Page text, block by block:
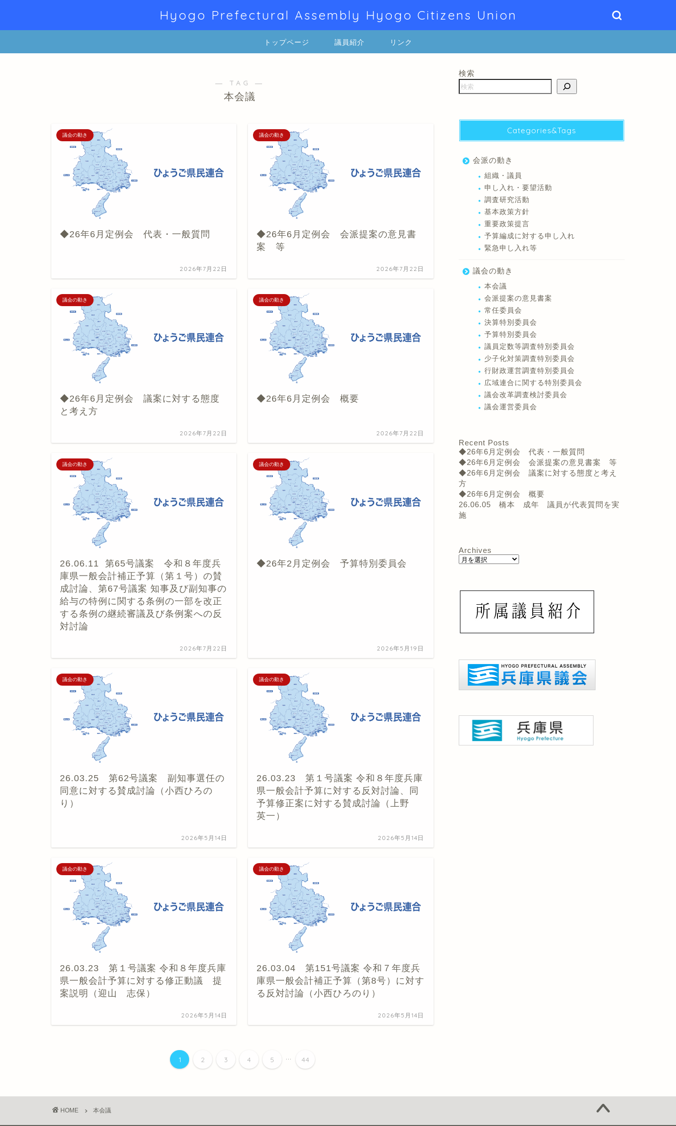
Hyogo Prefectural Assembly Hyogo Citizens Union
トップページ 議員紹介 リンク
― TAG ―
本会議
議会の動き
◆26年6月定例会 代表・一般質問
2026年7月22日
議会の動き
◆26年6月定例会 会派提案の意見書
案 等
2026年7月22日
議会の動き
◆26年6月定例会 議案に対する態度
と考え方
2026年7月22日
議会の動き
◆26年6月定例会 概要
2026年7月22日
議会の動き
26.06.11 第65号議案 令和８年度兵
庫県一般会計補正予算（第１号）の賛
成討論、第67号議案 知事及び副知事の
給与の特例に関する条例の一部を改正
する条例の継続審議及び条例案への反
対討論
2026年7月22日
議会の動き
◆26年2月定例会 予算特別委員会
2026年5月19日
議会の動き
26.03.25 第62号議案 副知事選任の
同意に対する賛成討論（小西ひろの
り）
2026年5月14日
議会の動き
26.03.23 第１号議案 令和８年度兵庫
県一般会計予算に対する反対討論、同
予算修正案に対する賛成討論（上野
英一）
2026年5月14日
議会の動き
26.03.23 第１号議案 令和８年度兵庫
県一般会計予算に対する修正動議 提
案説明（迎山 志保）
2026年5月14日
議会の動き
26.03.04 第151号議案 令和７年度兵
庫県一般会計補正予算（第8号）に対す
る反対討論（小西ひろのり）
2026年5月14日
1 2 3 4 5 ... 44
検索
Categories&Tags
会派の動き
組織・議員
申し入れ・要望活動
調査研究活動
基本政策方針
重要政策提言
予算編成に対する申し入れ
緊急申し入れ等
議会の動き
本会議
会派提案の意見書案
常任委員会
決算特別委員会
予算特別委員会
議員定数等調査特別委員会
少子化対策調査特別委員会
行財政運営調査特別委員会
広域連合に関する特別委員会
議会改革調査検討委員会
議会運営委員会
Recent Posts
◆26年6月定例会 代表・一般質問
◆26年6月定例会 会派提案の意見書案 等
◆26年6月定例会 議案に対する態度と考え
方
◆26年6月定例会 概要
26.06.05 橋本 成年 議員が代表質問を実
施
Archives
HOME 本会議